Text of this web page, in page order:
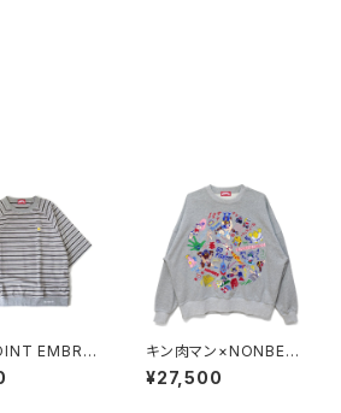
MULT
HS SWEA
キン肉マン×NONBEE!!
SPECIAL COLLAB E
MBROIDERED SWEA
¥27,500